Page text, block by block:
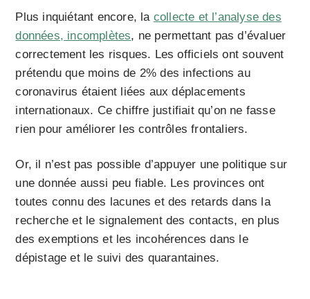
Plus inquiétant encore, la collecte et l’analyse des
données, incomplètes, ne permettant pas d’évaluer
correctement les risques. Les officiels ont souvent
prétendu que moins de 2% des infections au
coronavirus étaient liées aux déplacements
internationaux. Ce chiffre justifiait qu’on ne fasse
rien pour améliorer les contrôles frontaliers.
Or, il n’est pas possible d’appuyer une politique sur
une donnée aussi peu fiable. Les provinces ont
toutes connu des lacunes et des retards dans la
recherche et le signalement des contacts, en plus
des exemptions et les incohérences dans le
dépistage et le suivi des quarantaines.